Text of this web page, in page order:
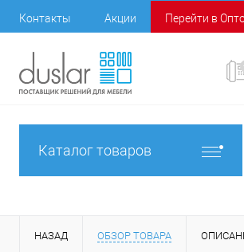
Контакты Акции Перейти в
Каталог товаров
НАЗАД ОБЗОР ТОВАРА